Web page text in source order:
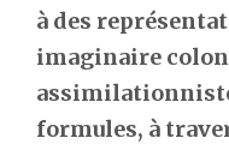
à des
imaginaire
formules, à